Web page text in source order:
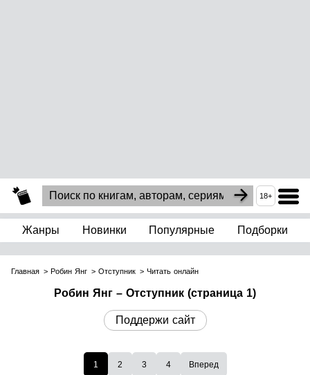
18+
Жанры Новинки Популярные Подборки
Главная Робин Янг Отступник Читать онлайн
Робин Янг – Отступник (страница 1)
Поддержи сайт
1 2 3 4 Вперед